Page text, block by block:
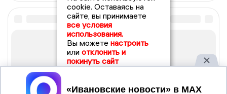
cookie. Оставаясь на
сайте, вы принимаете
все условия
использования.
Вы можете настроить
или отклонить и
покинуть сайт
Принять